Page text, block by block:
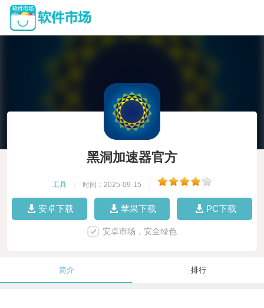
黑洞加速器官方
工具 时间：2025-09-15
安卓下载 苹果下载 PC下载
安卓市场，安全绿色
简介 排行